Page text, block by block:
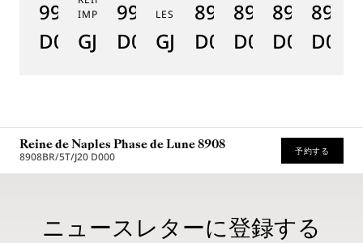
9915BB/58/964
D0
IMPÉRIALES
GJ29BH89254DD5J4
9935BH/4Y/J40
D0
LES JARDINS DU PETIT TRIANON
GJE25BH20.8985DB
8925BH/5W/J40
D0
8918BB/5D/
D0
8938BB/
D0
Reine de Naples Phase de Lune 8908
8908BR/5T/J20 D000 予約する
ニュースレターに登録する